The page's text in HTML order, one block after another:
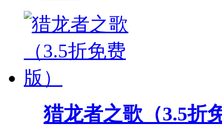
猎龙者之歌（3.5折